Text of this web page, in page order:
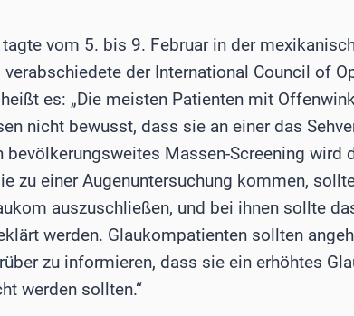
vom 5. bis 9. Februar in der
verabschiedete der International Council of
es: „Die meisten Patienten mit
nicht bewusst, dass sie an einer das
bevölkerungsweites Massen-Screening wird
zu einer Augenuntersuchung kommen,
auszuschließen, und bei ihnen sollte
werden. Glaukompatienten sollten
zu informieren, dass sie ein erhöhtes
werden sollten.“